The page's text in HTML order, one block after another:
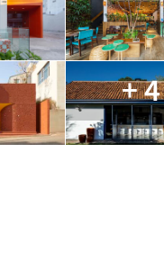
+ 4